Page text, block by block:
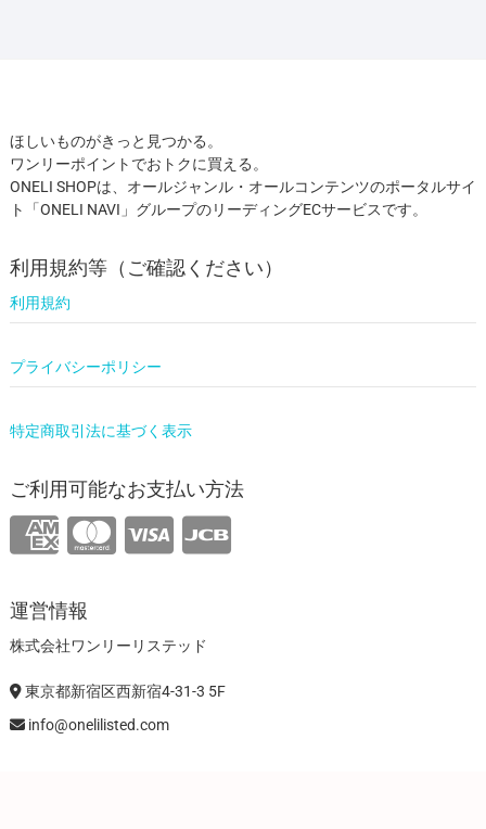
ほしいものがきっと見つかる。
ワンリーポイントでおトクに買える。
ONELI SHOPは、オールジャンル・オールコンテンツのポータルサイ
ト「ONELI NAVI」グループのリーディングECサービスです。
利用規約等（ご確認ください）
利用規約
プライバシーポリシー
特定商取引法に基づく表示
ご利用可能なお支払い方法
運営情報
株式会社ワンリーリステッド
東京都新宿区西新宿4-31-3 5F
info@onelilisted.com